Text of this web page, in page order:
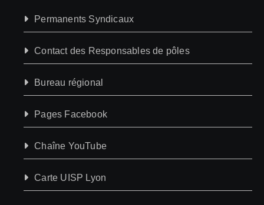
Permanents Syndicaux
Contact des Responsables de pôles
Bureau régional
Pages Facebook
Chaîne YouTube
Carte UISP Lyon